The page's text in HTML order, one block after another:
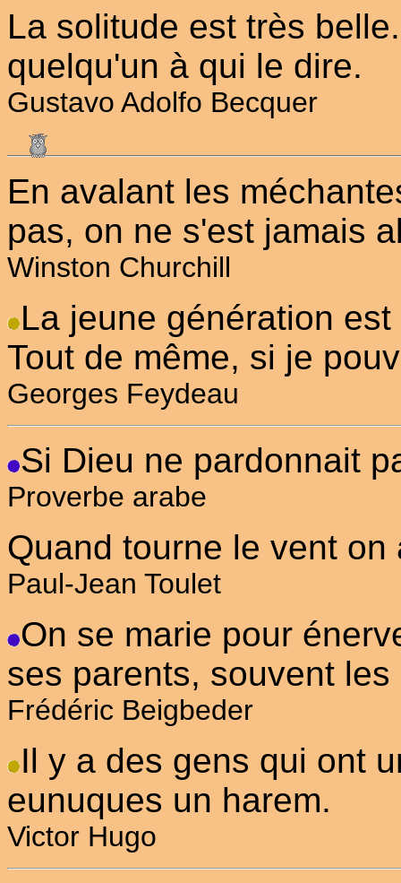
La solitude est très
quelqu'un à qui le dire.
Gustavo Adolfo Becquer
En avalant les
pas, on ne s'est jamais
Winston Churchill
La jeune génération
Tout de même, si je
Georges Feydeau
Si Dieu ne pardonnait
Proverbe arabe
Quand tourne le vent
Paul-Jean Toulet
On se marie pour
ses parents, souvent
Frédéric Beigbeder
Il y a des gens qui ont
eunuques un harem.
Victor Hugo